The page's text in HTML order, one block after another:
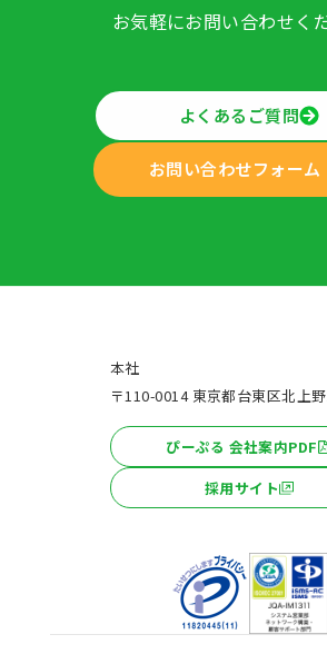
お気軽にお問い合わせく
よくあるご質問
お問い合わせフォーム
本社
〒110-0014 東京都台東区北上
ぴーぷる 会社案内PDF
採用サイト